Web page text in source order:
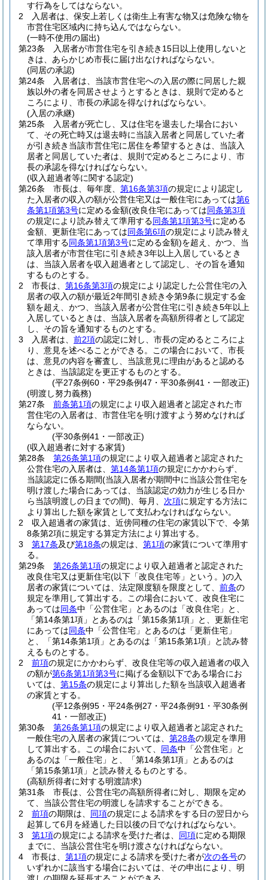
す行為をしてはならない。
2
入居者は、保安上若しくは衛生上有害な物又は危険な物を
市営住宅区域内に持ち込んではならない。
(一時不使用の届出)
第23条
入居者が市営住宅を引き続き15日以上使用しないと
きは、あらかじめ市長に届け出なければならない。
(同居の承認)
第24条
入居者は、当該市営住宅への入居の際に同居した親
族以外の者を同居させようとするときは、規則で定めると
ころにより、市長の承認を得なければならない。
(入居の承継)
第25条
入居者が死亡し、又は住宅を退去した場合におい
て、その死亡時又は退去時に当該入居者と同居していた者
が引き続き当該市営住宅に居住を希望するときは、当該入
居者と同居していた者は、規則で定めるところにより、市
長の承認を得なければならない。
(収入超過者等に関する認定)
第26条
市長は、毎年度、 第16条第3項の規定により認定し
た入居者の収入の額が公営住宅又は一般住宅にあっては第6
条第1項第3号に定める金額(改良住宅にあっては同条第3項
の規定により読み替えて準用する同条第1項第3号に定める
金額、更新住宅にあっては同条第6項の規定により読み替え
て準用する同条第1項第3号に定める金額)を超え、かつ、当
該入居者が市営住宅に引き続き3年以上入居しているとき
は、当該入居者を収入超過者として認定し、その旨を通知
するものとする。
2
市長は、 第16条第3項の規定により認定した公営住宅の入
居者の収入の額が最近2年間引き続き令第9条に規定する金
額を超え、かつ、当該入居者が公営住宅に引き続き5年以上
入居しているときは、当該入居者を高額所得者として認定
し、その旨を通知するものとする。
3
入居者は、 前2項の認定に対し、市長の定めるところによ
り、意見を述べることができる。
この場合において、市長
は、意見の内容を審査し、当該意見に理由があると認める
ときは、当該認定を更正するものとする。
(平27条例60・平29条例47・平30条例41・一部改正)
(明渡し努力義務)
第27条
前条第1項の規定により収入超過者と認定された市
営住宅の入居者は、市営住宅を明け渡すよう努めなければ
ならない。
(平30条例41・一部改正)
(収入超過者に対する家賃)
第28条
第26条第1項の規定により収入超過者と認定された
公営住宅の入居者は、 第14条第1項の規定にかかわらず、
当該認定に係る期間(当該入居者が期間中に当該公営住宅を
明け渡した場合にあっては、当該認定の効力が生じる日か
ら当該明渡しの日までの間) 、毎月、 次項に規定する方法に
より算出した額を家賃として支払わなければならない。
2
収入超過者の家賃は、近傍同種の住宅の家賃以下で、令第
8条第2項に規定する算定方法により算出する。
3
第17条及び第18条の規定は、 第1項の家賃について準用す
る。
第29条
第26条第1項の規定により収入超過者と認定された
改良住宅又は更新住宅(以下「改良住宅等」という。)の入
居者の家賃については、法定限度額を限度として、 前条の
規定を準用して算出する。
この場合において、改良住宅に
あっては同条中「公営住宅」とあるのは「改良住宅」と、
「第14条第1項」とあるのは「第15条第1項」と、更新住宅
にあっては同条中「公営住宅」とあるのは「更新住宅」
と、「第14条第1項」とあるのは「第15条第1項」と読み替
えるものとする。
2
前項の規定にかかわらず、改良住宅等の収入超過者の収入
の額が第6条第1項第3号に掲げる金額以下である場合にお
いては、 第15条の規定により算出した額を当該収入超過者
の家賃とする。
(平12条例95・平24条例27・平24条例91・平30条例
41・一部改正)
第30条
第26条第1項の規定により収入超過者と認定された
一般住宅の入居者の家賃については、 第28条の規定を準用
して算出する。
この場合において、 同条中「公営住宅」と
あるのは「一般住宅」と、「第14条第1項」とあるのは
「第15条第1項」と読み替えるものとする。
(高額所得者に対する明渡請求)
第31条
市長は、公営住宅の高額所得者に対し、期限を定め
て、当該公営住宅の明渡しを請求することができる。
2
前項の期限は、 同項の規定による請求をする日の翌日から
起算して6月を経過した日以後の日でなければならない。
3
第1項の規定による請求を受けた者は、 同項に定める期限
までに、当該公営住宅を明け渡さなければならない。
4
市長は、 第1項の規定による請求を受けた者が次の各号の
いずれかに該当する場合においては、その申出により、明